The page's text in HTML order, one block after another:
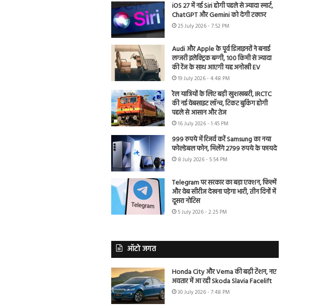
iOS 27 में नई Siri होगी पहले से ज्यादा स्मार्ट,
ChatGPT और Gemini को देगी टक्कर
25 July 2026 - 7:52 PM
Audi और Apple के पूर्व डिजाइनरों ने बनाई
लग्जरी इलेक्ट्रिक बग्गी, 100 किमी से ज्यादा
की रेंज के साथ आएगी यह अनोखी EV
19 July 2026 - 4:48 PM
रेल यात्रियों के लिए बड़ी खुशखबरी, IRCTC
की नई वेबसाइट लॉन्च, टिकट बुकिंग होगी
पहले से आसान और तेज
16 July 2026 - 1:45 PM
999 रुपये में रिजर्व करें Samsung का नया
फोल्डेबल फोन, मिलेंगे 2799 रुपये के फायदे
8 July 2026 - 5:54 PM
Telegram पर सरकार का बड़ा एक्शन, फिल्में
और वेब सीरीज देखना पड़ेगा भारी, तीन दिनों में
दूसरा नोटिस
5 July 2026 - 2:25 PM
ऑटो जगत
Honda City और Verna की बढ़ी टेंशन, नए
अवतार में आ रही Skoda Slavia Facelift
30 July 2026 - 7:48 PM